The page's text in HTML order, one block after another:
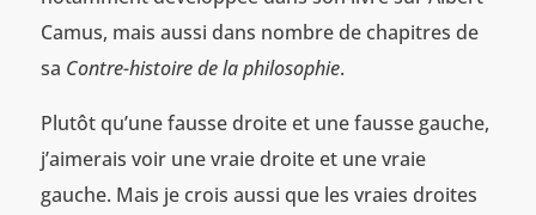
Camus, mais aussi dans nombre de chapitres de
sa Contre-histoire de la philosophie.
Plutôt qu’une fausse droite et une fausse gauche,
j’aimerais voir une vraie droite et une vraie
gauche. Mais je crois aussi que les vraies droites